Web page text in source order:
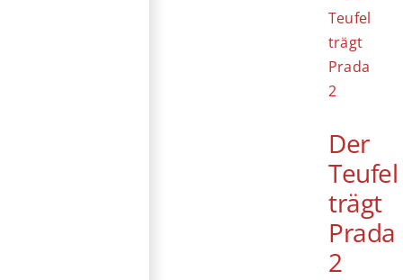
Der
Teufel
trägt
Prada
2